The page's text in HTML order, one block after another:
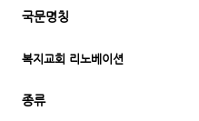
국문명칭
복지교회 리노베이션
종류